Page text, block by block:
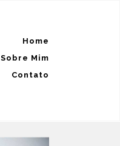
Home
Sobre Mim
Contato